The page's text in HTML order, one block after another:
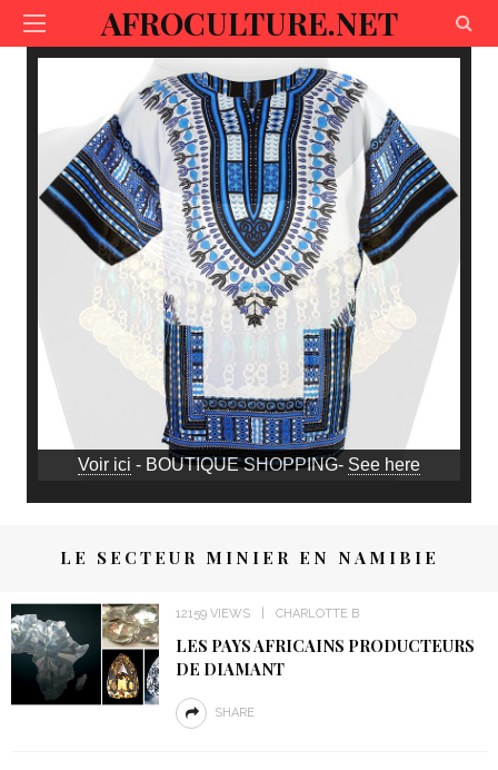
AFROCULTURE.NET
Voir ici - BOUTIQUE SHOPPING- See here
LE SECTEUR MINIER EN NAMIBIE
12159 VIEWS CHARLOTTE B
LES PAYS AFRICAINS PRODUCTEURS
DE DIAMANT
SHARE